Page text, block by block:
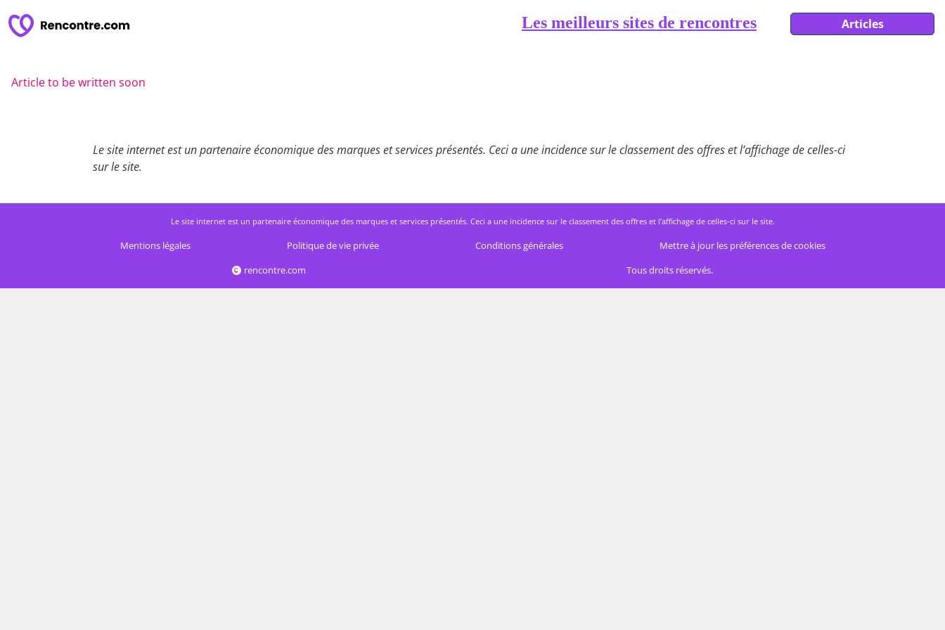
Les meilleurs sites de rencontres Articles
Article to be written soon
Le site internet est un partenaire économique des marques et services présentés. Ceci a une incidence sur le classement des offres et l’affichage de celles-ci
sur le site.
Le site internet est un partenaire économique des marques et services présentés. Ceci a une incidence sur le classement des offres et l’affichage de celles-ci sur le site.
Mentions légales Politique de vie privée Conditions générales
Mettre à jour les préférences de cookies
rencontre.com
Tous droits réservés.